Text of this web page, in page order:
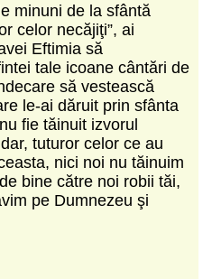
minuni de la sfântă
celor necăjiţi”, ai
Eftimia să
tale icoane cântări de
să vestească
le-ai dăruit prin sfânta
fie tăinuit izvorul
tuturor celor ce au
nici noi nu tăinuim
bine către noi robii tăi,
pe Dumnezeu şi